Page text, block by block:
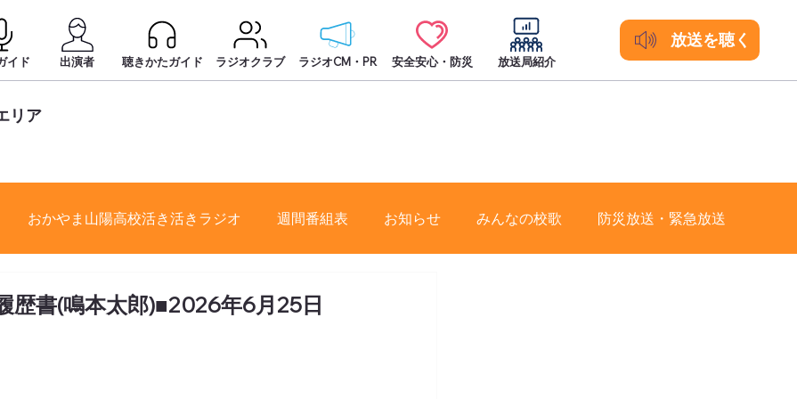
リア
イド 出演者 聴きかたガイド ラジオクラブ ラジオCM・PR 安全安心・防災 放送局紹介
放送を聴く
おかやま山陽高校活き活きラジオ 週間番組表 お知らせ みんなの校歌 防災放送・緊急放送
歴書(鳴本太郎)■2026年6月25日